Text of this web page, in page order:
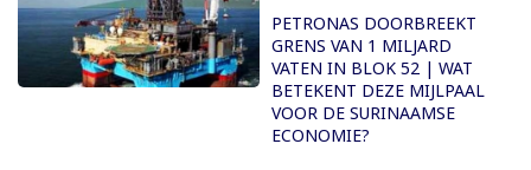
PETRONAS DOORBREEKT
GRENS VAN 1 MILJARD
VATEN IN BLOK 52 | WAT
BETEKENT DEZE MIJLPAAL
VOOR DE SURINAAMSE
ECONOMIE?